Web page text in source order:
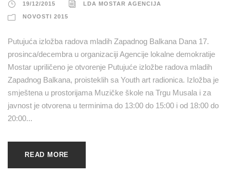
19/12/2015 LDA MOSTAR AGENCIJA
NOVOSTI 2015
Putujuća izložba radova mladih Zapadnog Balkana Dana 17.
prosinca/decembra u organizaciji Agencije lokalne demokratije
Mostar upriličeno je otvorenje Putujuće izložbe radova mladih
Zapadnog Balkana, proisteklih sa Youth art radionica. Izložba je
smještena u prostorijama Muzičke škole na Trgu Musala i za
javnost je otvorena u terminima do 13:00 do 15:00 i od 18:00 do
20:00...
READ MORE